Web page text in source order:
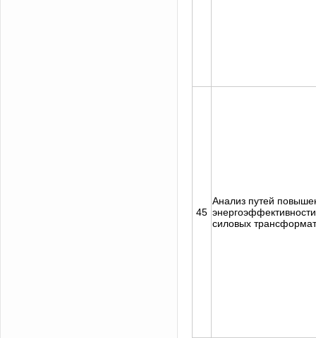
45
Анализ путей
энергоэффективности
силовых